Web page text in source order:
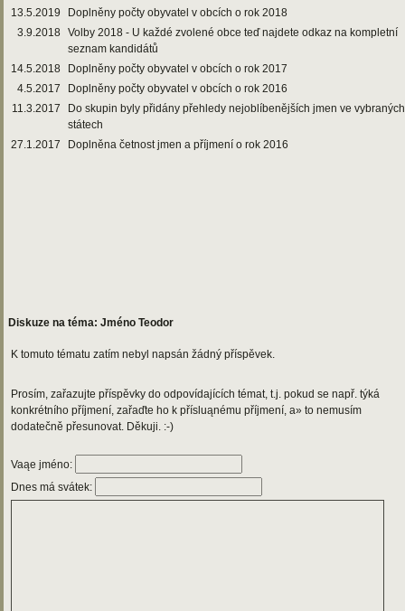
13.5.2019
Doplněny počty obyvatel v obcích o rok 2018
3.9.2018 Volby 2018 - U každé zvolené obce teď najdete odkaz na kompletní
seznam kandidátů
14.5.2018
Doplněny počty obyvatel v obcích o rok 2017
4.5.2017
Doplněny počty obyvatel v obcích o rok 2016
11.3.2017
Do skupin byly přidány přehledy nejoblíbenějších jmen ve vybraných
státech
27.1.2017
Doplněna četnost jmen a příjmení o rok 2016
Diskuze na téma: Jméno Teodor
K tomuto tématu zatím nebyl napsán žádný příspěvek.
Prosím, zařazujte příspěvky do odpovídajících témat, t.j. pokud se např. týká
konkrétního příjmení, zařaďte ho k přísluąnému příjmení, a» to nemusím
dodatečně přesunovat. Děkuji. :-)
Vaąe jméno:
Dnes má svátek: